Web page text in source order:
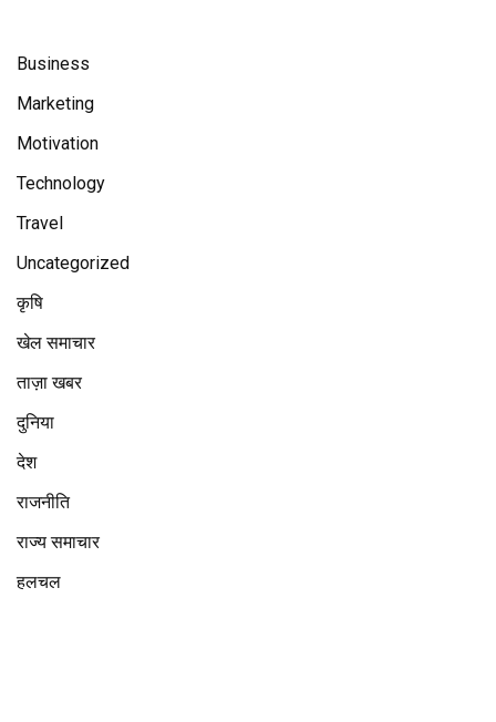
Business
Marketing
Motivation
Technology
Travel
Uncategorized
कृषि
खेल समाचार
ताज़ा खबर
दुनिया
देश
राजनीति
राज्य समाचार
हलचल